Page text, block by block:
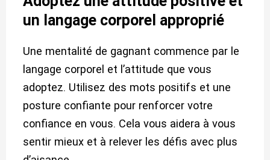
un langage corporel approprié
Une mentalité de gagnant commence par le
langage corporel et l’attitude que vous
adoptez. Utilisez des mots positifs et une
posture confiante pour renforcer votre
confiance en vous. Cela vous aidera à vous
sentir mieux et à relever les défis avec plus